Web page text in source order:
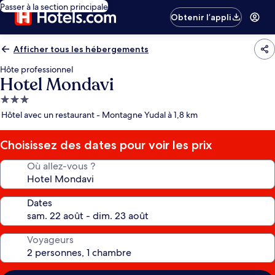
Passer à la section principale
Obtenir l’appli
Afficher tous les hébergements
Hôte professionnel
Hotel Mondavi
Hébergement
3.0 étoiles
Hôtel avec un restaurant - Montagne Yudal à 1,8 km
Choisissez des dates pour voir les prix
Où allez-vous ?
Dates
Voyageurs